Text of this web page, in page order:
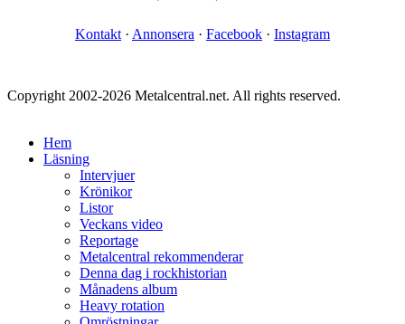
Kontakt · Annonsera · Facebook · Instagram
Copyright 2002-2026 Metalcentral.net. All rights reserved.
Hem
Läsning
Intervjuer
Krönikor
Listor
Veckans video
Reportage
Metalcentral rekommenderar
Denna dag i rockhistorian
Månadens album
Heavy rotation